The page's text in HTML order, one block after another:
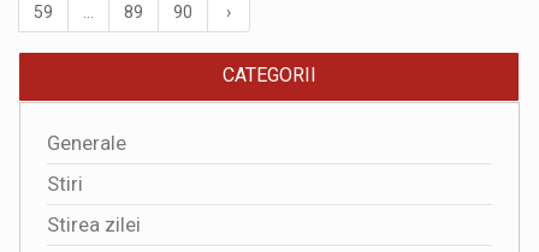
59 89 90 ›
CATEGORII
Generale
Stiri
Stirea zilei